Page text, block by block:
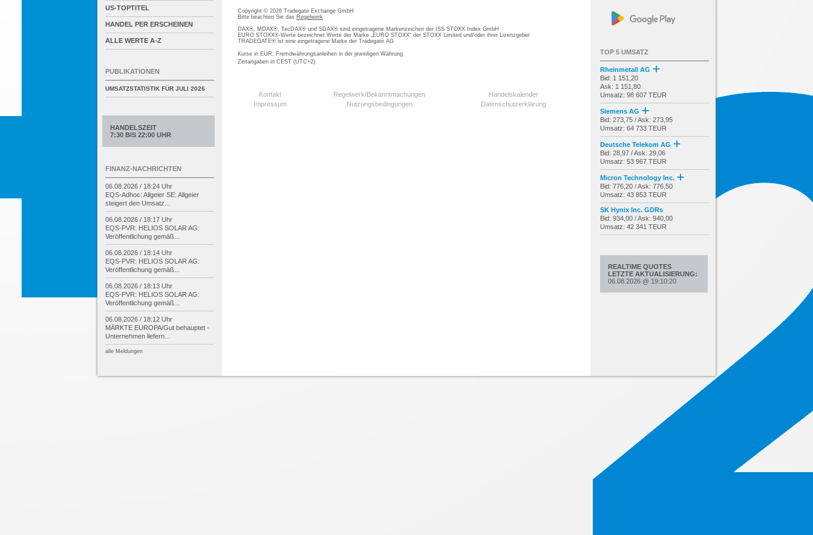
Copyright © 2026 Tradegate Exchange GmbH
Bitte beachten Sie das Regelwerk
DAX®, MDAX®, TecDAX® und SDAX® sind eingetragene Markenzeichen der ISS STOXX Index GmbH
EURO STOXX®-Werte bezeichnet Werte der Marke „EURO STOXX“ der STOXX Limited und/oder ihrer Lizenzgeber
TRADEGATE® ist eine eingetragene Marke der Tradegate AG
Kurse in EUR; Fremdwährungsanleihen in der jeweiligen Währung
Zeitangaben in CEST (UTC+2)
Kontakt Regelwerk/Bekanntmachungen
Handelskalender
Impressum
Nutzungsbedingungen Datenschutzerklärung
US-TOPTITEL
HANDEL PER ERSCHEINEN
ALLE WERTE A-Z
PUBLIKATIONEN
UMSATZSTATISTIK FÜR JULI 2026
HANDELSZEIT
7:30 BIS 22:00 UHR
FINANZ-NACHRICHTEN
06.08.2026 / 18:24 Uhr
EQS-Adhoc: Allgeier SE: Allgeier
steigert den Umsatz...
06.08.2026 / 18:17 Uhr
EQS-PVR: HELIOS SOLAR AG:
Veröffentlichung gemäß...
06.08.2026 / 18:14 Uhr
EQS-PVR: HELIOS SOLAR AG:
Veröffentlichung gemäß...
06.08.2026 / 18:13 Uhr
EQS-PVR: HELIOS SOLAR AG:
Veröffentlichung gemäß...
06.08.2026 / 18:12 Uhr
MÄRKTE EUROPA/Gut behauptet -
Unternehmen liefern...
alle Meldungen
TOP 5 UMSATZ
Rheinmetall AG
Bid: 1 151,20
Ask: 1 151,80
Umsatz: 98 607 TEUR
Siemens AG
Bid: 273,75 / Ask: 273,95
Umsatz: 64 733 TEUR
Deutsche Telekom AG
Bid: 28,97 / Ask: 29,06
Umsatz: 53 967 TEUR
Micron Technology Inc.
Bid: 776,20 / Ask: 776,50
Umsatz: 43 853 TEUR
SK Hynix Inc. GDRs
Bid: 934,00 / Ask: 940,00
Umsatz: 42 341 TEUR
REALTIME QUOTES
LETZTE AKTUALISIERUNG:
06.08.2026 @ 19:10:20